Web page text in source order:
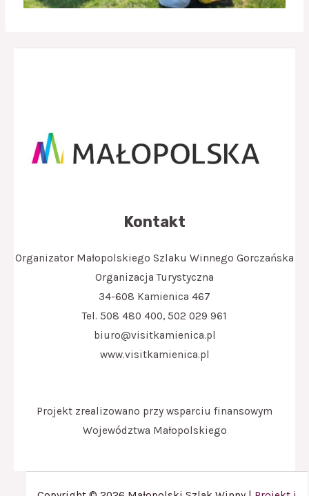
Kontakt
Organizator Małopolskiego Szlaku Winnego Gorczańska
Organizacja Turystyczna
34-608 Kamienica 467
Tel. 508 480 400, 502 029 961
biuro@visitkamienica.pl
www.visitkamienica.pl
Projekt zrealizowano przy wsparciu finansowym
Województwa Małopolskiego